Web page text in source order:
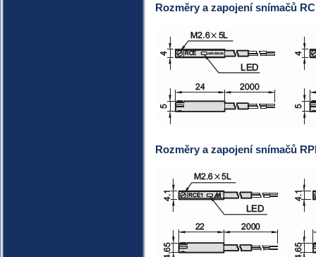
Rozměry a zapojení snímačů
Rozměry a zapojení snímačů